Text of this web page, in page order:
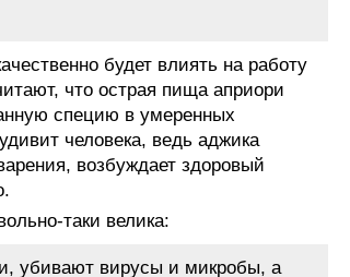
будет влиять на работу
что острая пища априори
специю в умеренных
человека, ведь аджика
возбуждает здоровый
таки велика:
убивают вирусы и микробы, а